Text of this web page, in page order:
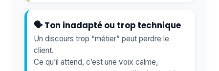
🗣️ Ton inadapté ou trop technique
Un discours trop “métier” peut perdre le
client.
Ce qu’il attend, c’est une voix calme,